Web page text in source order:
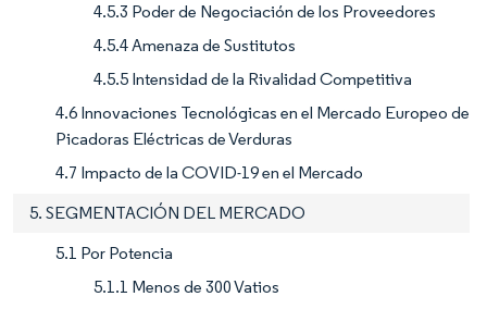
4.5.3 Poder de Negociación de los Proveedores
4.5.4 Amenaza de Sustitutos
4.5.5 Intensidad de la Rivalidad Competitiva
4.6 Innovaciones Tecnológicas en el Mercado Europeo de
Picadoras Eléctricas de Verduras
4.7 Impacto de la COVID-19 en el Mercado
5. SEGMENTACIÓN DEL MERCADO
5.1 Por Potencia
5.1.1 Menos de 300 Vatios